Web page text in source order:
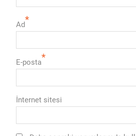
Ad*
E-posta*
İnternet sitesi